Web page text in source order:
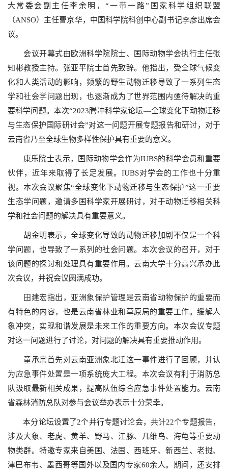
大常委会副主任李余明，“一带一路”国家科学组织联盟
（ANSO）主任曹京华，中国科学院科创中心副书记李彦出席会
议。
会议开幕式由欧洲科学院院士、国际动物学会执行主任张
知彬教授主持。张亚平院士首先致辞。他指出，受全球气候变
化和人类活动的影响，频繁的野生动物迁移导致了一系列生态
学和社会学问题出现，也逐渐成为了世界范围内亟待解决的重
要科学问题。本次“2023腾冲科学家论坛—全球变化下动物迁移
与生态保护国际研讨会”对这一问题开展专题报告和研讨，对于
云南省乃至全球生物多样性保护具有重要的意义。
康乐院士表示，国际动物学会作为IUBS的科学会员和重要
伙伴，近年来取得了长足发展。IUBS对学会的工作也十分重
视。本次会议聚焦“全球变化下动物迁移与生态保护”这一重要
生态学问题，邀请多国科学家开展研讨，对于动物迁移相关科
学和社会问题的解决具有重要意义。
胡金明表示，全球变化导致的动物迁移加剧不仅是一个科
学问题，也导致了一系列的社会问题。本次会议的召开，对于
该问题的探讨和处理具有重要作用。云南大学十分高兴承办此
次会议，并祝会议圆满成功。
田建宏指出，亚洲象保护管理是云南省动物保护的重要而
有特色的内容，也是云南省林业和草原局的重要工作。缓解人
象冲突，实现和谐发展是未来工作的重要方向。本次会议专题
对这一问题进行了讨论，对问题的解决具有重要推动作用。
童承宗首先对云南亚洲象北迁这一事件进行了回顾，并认
为应急事件处置是一项系统庞大工程。本次会议有利于消防总
队汲取最新相关成果，提高队伍综合应急事件处置能力。云南
省森林消防总队对参与会议举办表示十分荣幸。
本分论坛设置了2个并行专题讨论会，共计22个专题报告，
涉及大象、老虎、黄羊、野马、江豚、几维鸟、海龟等重要动
物类群。特邀专家来自美国、法国、西班牙、新西兰、老挝、
津巴布韦、墨西哥等国外以及国内专家60余人。期间，还安排